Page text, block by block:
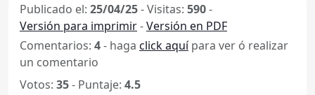
Publicado el: 25/04/25-Visitas: 590-
Versión para imprimir-Versión en PDF
Comentarios: 4- haga click aquípara ver ó realizar
un comentario
Votos: 35- Puntaje: 4.5